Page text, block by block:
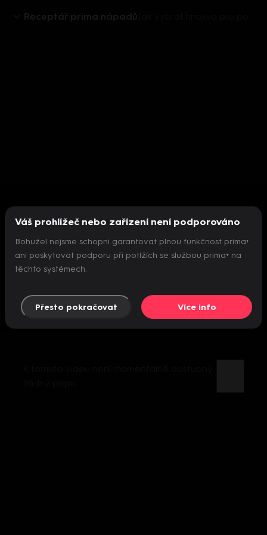
Receptář prima nápadů
Nepodařilo se inicializovat přehrávač
Váš prohlížeč nebo zařízení není podporováno
Bohužel nejsme schopni garantovat plnou funkčnost prima+
ani poskytovat podporu při potížích se službou prima+ na
těchto systémech.
Přesto pokračovat Více info